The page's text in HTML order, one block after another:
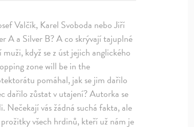
Valčík, Karel Svoboda nebo Jiří
A a Silver B? A co skrývají tajuplné
když se z úst jejich anglického
zone will be in the
pomáhal, jak se jim dařilo
dařilo zůstat v utajení? Autorka se
vás žádná suchá fakta, ale
všech hrdinů, kteří už nám je